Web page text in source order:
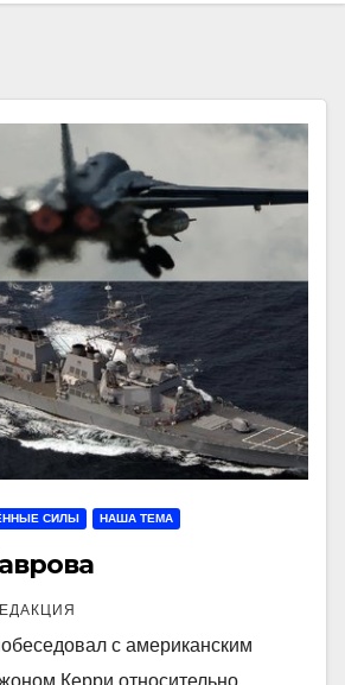
СИЛЫ НАША ТЕМА
с американским
Керри относительно